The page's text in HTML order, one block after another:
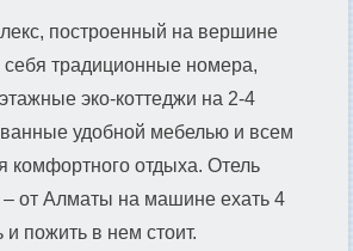
построенный на вершине
себя традиционные номера,
эко-коттеджи на 2-4
удобной мебелью и всем
комфортного отдыха. Отель
– от Алматы на машине ехать 4
и пожить в нем стоит.